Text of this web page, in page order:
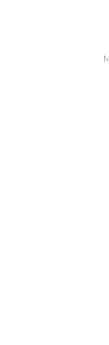
Ürün bilgilerinde
Ürün fiyatı diğer